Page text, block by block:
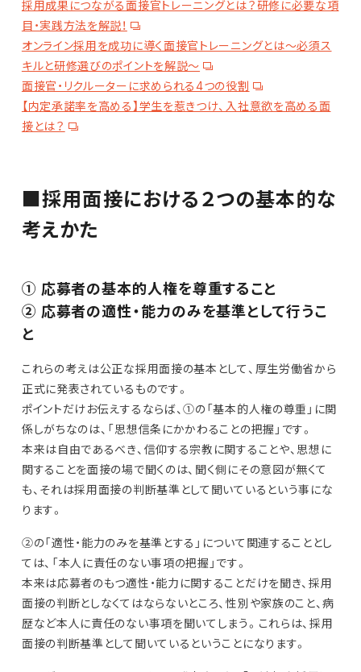
採用成果につながる面接官トレーニングとは？研修に必要な項
目・実践方法を解説！
オンライン採用を成功に導く面接官トレーニングとは～必須ス
キルと研修選びのポイントを解説～
面接官・リクルーターに求められる4つの役割
【内定承諾率を高める】学生を惹きつけ、入社意欲を高める面
接とは？
■採用面接における２つの基本的な
考えかた
① 応募者の基本的人権を尊重すること
② 応募者の適性・能力のみを基準として行うこ
と
これらの考えは公正な採用面接の基本として、厚生労働省から
正式に発表されているものです。
ポイントだけお伝えするならば、①の「基本的人権の尊重」に関
係しがちなのは、「思想信条にかかわることの把握」です。
本来は自由であるべき、信仰する宗教に関することや、思想に
関することを面接の場で聞くのは、聞く側にその意図が無くて
も、それは採用面接の判断基準として聞いているという事にな
ります。
②の「適性・能力のみを基準とする」について関連することとし
ては、「本人に責任のない事項の把握」です。
本来は応募者のもつ適性・能力に関することだけを聞き、採用
面接の判断としなくてはならないところ、性別や家族のこと、病
歴など本人に責任のない事項を聞いてしまう。これらは、採用
面接の判断基準として聞いているということになります。